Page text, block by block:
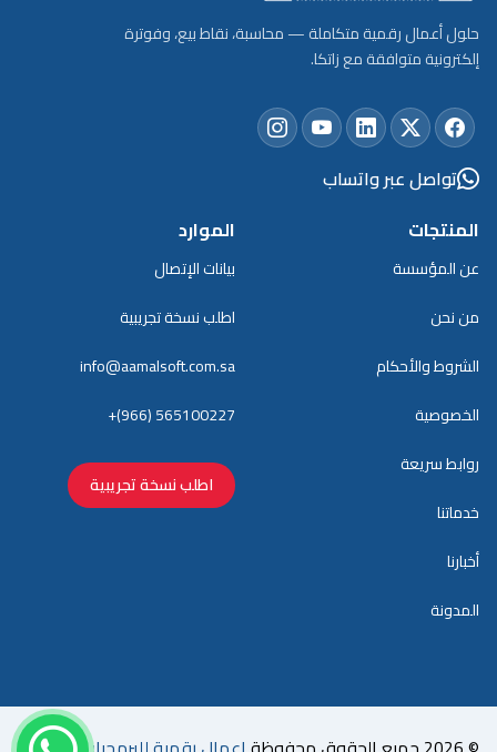
حلول أعمال رقمية متكاملة — محاسبة، نقاط بيع، وفوترة
إلكترونية متوافقة مع زاتكا.
تواصل عبر واتساب
المنتجات
عن المؤسسة
من نحن
الشروط والأحكام
الخصوصية
روابط سريعة
خدماتنا
أخبارنا
المدونة
الموارد
بيانات الإتصال
اطلب نسخة تجريبية
info@aamalsoft.com.sa
+(966) 565100227
اطلب نسخة تجريبية